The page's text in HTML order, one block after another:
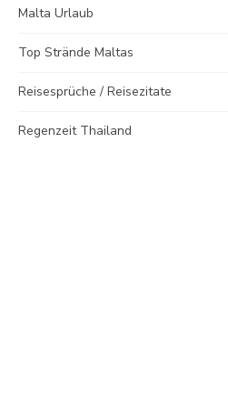
Malta Urlaub
Top Strände Maltas
Reisesprüche / Reisezitate
Regenzeit Thailand